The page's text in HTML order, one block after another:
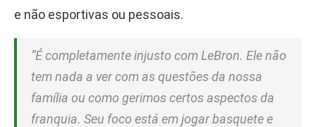
e não esportivas ou pessoais.
“É completamente injusto com LeBron. Ele não
tem nada a ver com as questões da nossa
família ou como gerimos certos aspectos da
franquia. Seu foco está em jogar basquete e